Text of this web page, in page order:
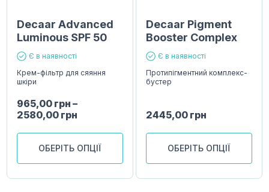
Decaar Advanced
Luminous SPF 50
Є в наявності
Крем-фільтр для сяяння
шкіри
965,00 грн –
2580,00 грн
ОБЕРІТЬ ОПЦІЇ
Decaar Pigment
Booster Complex
Є в наявності
Протипігментний комплекс-
бустер
2445,00 грн
ОБЕРІТЬ ОПЦІЇ